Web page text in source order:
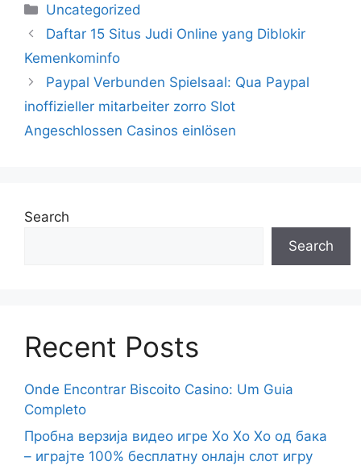
Uncategorized
Daftar 15 Situs Judi Online yang Diblokir
Kemenkominfo
Paypal Verbunden Spielsaal: Qua Paypal
inoffizieller mitarbeiter zorro Slot
Angeschlossen Casinos einlösen
Search
Search
Recent Posts
Onde Encontrar Biscoito Casino: Um Guia
Completo
Пробна верзија видео игре Хо Хо Хо од бака
– играјте 100% бесплатну онлајн слот игру